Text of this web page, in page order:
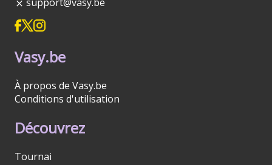
Vasy.be
À propos de Vasy.be
Conditions d'utilisation
Découvrez
Tournai